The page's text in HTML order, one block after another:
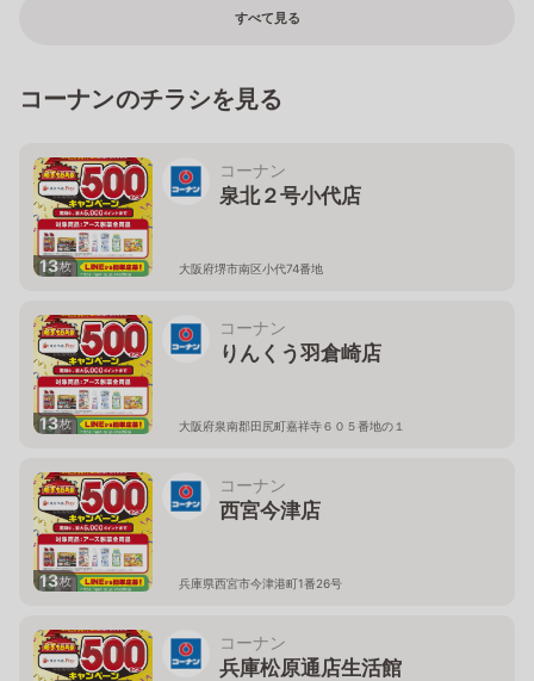
すべて見る
コーナンのチラシを見る
13枚
コーナン
泉北２号小代店
大阪府堺市南区小代74番地
13枚
コーナン
りんくう羽倉崎店
大阪府泉南郡田尻町嘉祥寺６０５番地の１
13枚
コーナン
西宮今津店
兵庫県西宮市今津港町1番26号
コーナン
兵庫松原通店生活館